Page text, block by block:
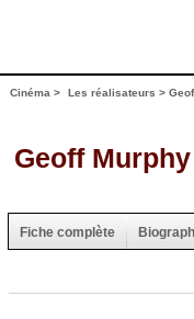
Cinéma > Les réalisateurs >
Geoff Murphy
Fiche complète